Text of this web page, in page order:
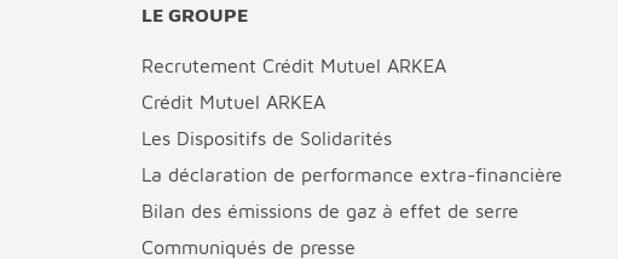
LE GROUPE
Recrutement Crédit Mutuel ARKEA
Crédit Mutuel ARKEA
Les Dispositifs de Solidarités
La déclaration de performance extra-financière
Bilan des émissions de gaz à effet de serre
Communiqués de presse